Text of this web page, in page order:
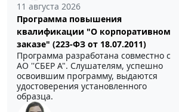
11 августа 2026
Программа повышения
квалификации "О корпоративном
заказе" (223-ФЗ от 18.07.2011)
Программа разработана совместно с
АО ''СБЕР А". Слушателям, успешно
освоившим программу, выдаются
удостоверения установленного
образца.